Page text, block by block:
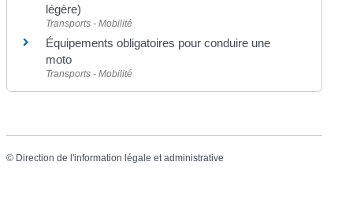
légère)
Transports - Mobilité
Équipements obligatoires pour conduire une
moto
Transports - Mobilité
© Direction de l'information légale et administrative